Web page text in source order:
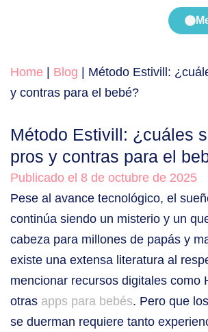
Home Blog
Método Estivill:
y contras para el bebé?
Método Estivill: ¿cuáles
pros y contras para el
Publicado el 8 de octubre de 2025
Pese al avance tecnológico, el
continúa siendo un misterio y un
cabeza para millones de papás y
existe una extensa literatura al
mencionar recursos digitales como
otras apps para bebés. Pero que
se duerman requiere tanto